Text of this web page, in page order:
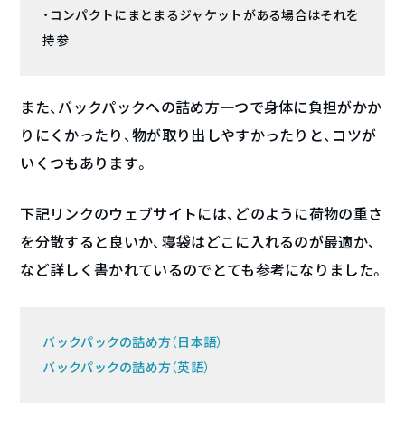
・コンパクトにまとまるジャケットがある場合はそれを
持参
また、バックパックへの詰め方一つで身体に負担がかか
りにくかったり、物が取り出しやすかったりと、コツが
いくつもあります。
下記リンクのウェブサイトには、どのように荷物の重さ
を分散すると良いか、寝袋はどこに入れるのが最適か、
など詳しく書かれているのでとても参考になりました。
バックパックの詰め方（日本語）
バックパックの詰め方（英語）